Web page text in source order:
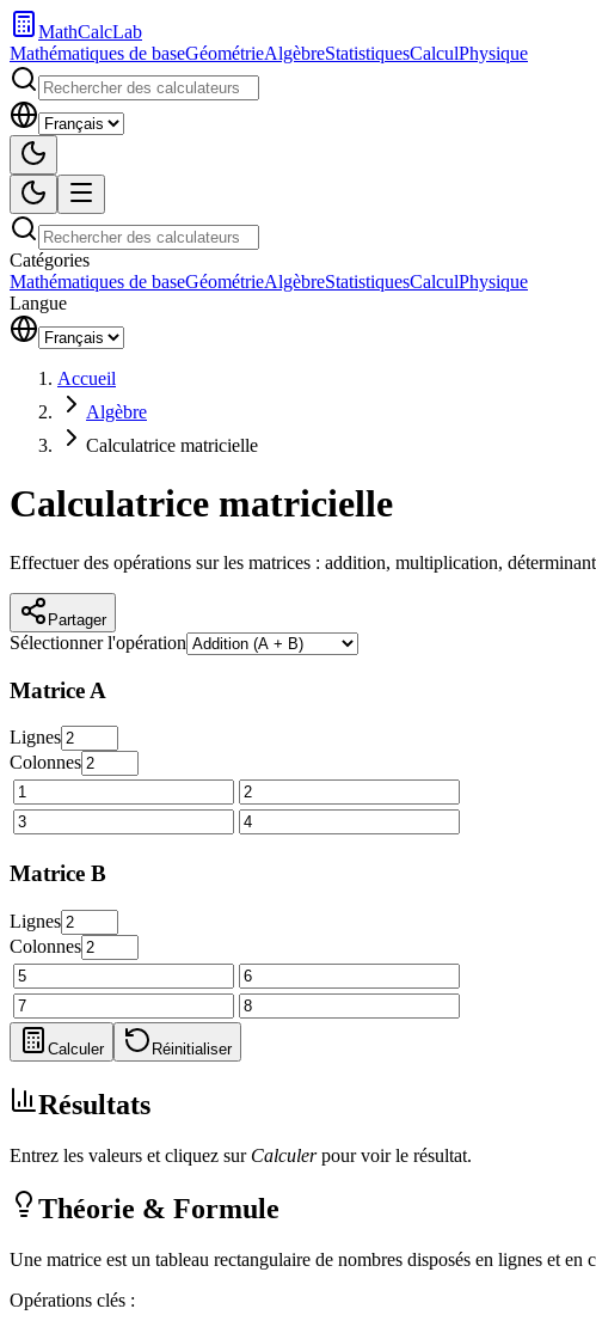
MathCalcLab
Mathématiques de baseGéométrieAlgèbreStatistiquesCalculPhysique
Catégories
Mathématiques de baseGéométrieAlgèbreStatistiquesCalculPhysique
Langue
Accueil
Algèbre
Calculatrice matricielle
Calculatrice matricielle
Effectuer des opérations sur les matrices : addition, multiplication,
Partager
Sélectionner l'opération
Matrice A
Lignes
Colonnes
Matrice B
Lignes
Colonnes
Calculer Réinitialiser
Résultats
Entrez les valeurs et cliquez sur Calculerpour voir le résultat.
Théorie & Formule
Une matrice est un tableau rectangulaire de nombres disposés en lignes et
Opérations clés :